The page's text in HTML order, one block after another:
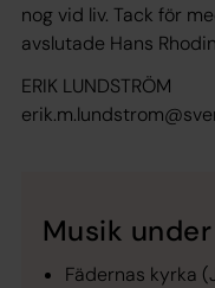
nog vid liv. Tack för
avslutade Hans
ERIK LUNDSTRÖM
Musik
Fädernas kyrka (